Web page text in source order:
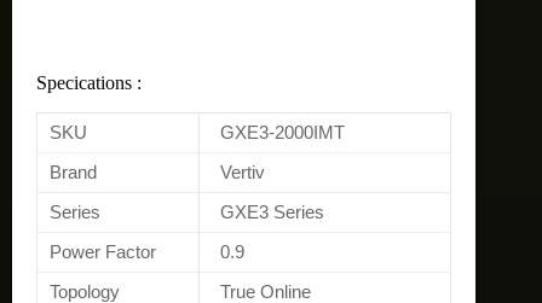
Specications :
SKU GXE3-2000IMT
Brand Vertiv
Series GXE3 Series
Power Factor 0.9
Topology True Online